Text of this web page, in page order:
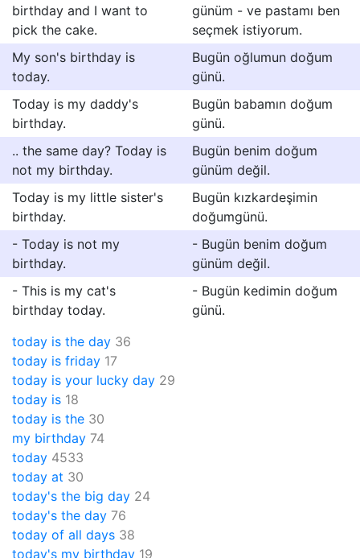
birthday and I want to
pick the cake.
günüm - ve pastamı ben
seçmek istiyorum.
My son's birthday is
today.
Bugün oğlumun doğum
günü.
Today is my daddy's
birthday.
Bugün babamın doğum
günü.
.. the same day? Today is
not my birthday.
Bugün benim doğum
günüm değil.
Today is my little sister's
birthday.
Bugün kızkardeşimin
doğumgünü.
- Today is not my
birthday.
- Bugün benim doğum
günüm değil.
- This is my cat's
birthday today.
- Bugün kedimin doğum
günü.
today is the day 36
today is friday 17
today is your lucky day 29
today is 18
today is the 30
my birthday 74
today 4533
today at 30
today's the big day 24
today's the day 76
today of all days 38
today's my birthday 19